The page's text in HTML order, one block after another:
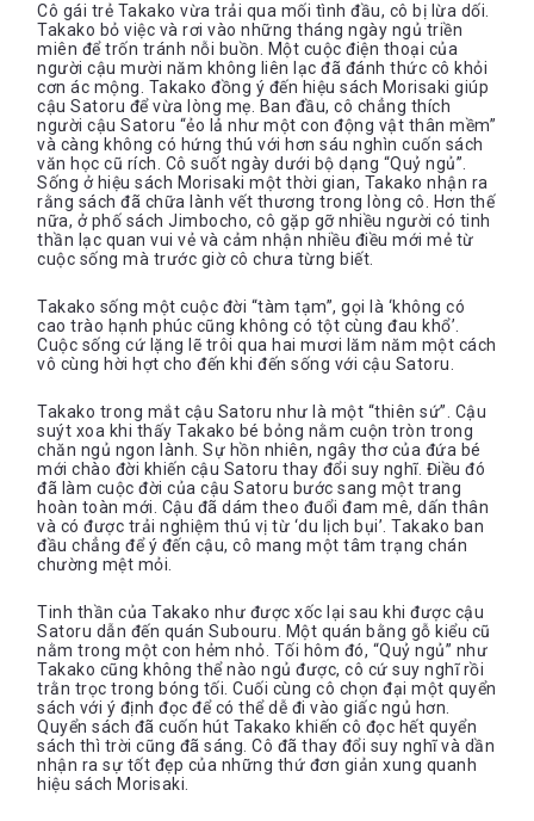
Cô gái trẻ Takako vừa trải qua mối tình đầu, cô bị lừa dối.
Takako bỏ việc và rơi vào những tháng ngày ngủ triền
miên để trốn tránh nỗi buồn. Một cuộc điện thoại của
người cậu mười năm không liên lạc đã đánh thức cô khỏi
cơn ác mộng. Takako đồng ý đến hiệu sách Morisaki giúp
cậu Satoru để vừa lòng mẹ. Ban đầu, cô chẳng thích
người cậu Satoru “ẻo lả như một con động vật thân mềm”
và càng không có hứng thú với hơn sáu nghìn cuốn sách
văn học cũ rích. Cô suốt ngày dưới bộ dạng “Quỷ ngủ”.
Sống ở hiệu sách Morisaki một thời gian, Takako nhận ra
rằng sách đã chữa lành vết thương trong lòng cô. Hơn thế
nữa, ở phố sách Jimbocho, cô gặp gỡ nhiều người có tinh
thần lạc quan vui vẻ và cảm nhận nhiều điều mới mẻ từ
cuộc sống mà trước giờ cô chưa từng biết.
Takako sống một cuộc đời “tàm tạm”, gọi là ‘không có
cao trào hạnh phúc cũng không có tột cùng đau khổ’.
Cuộc sống cứ lặng lẽ trôi qua hai mươi lăm năm một cách
vô cùng hời hợt cho đến khi đến sống với cậu Satoru.
Takako trong mắt cậu Satoru như là một “thiên sứ”. Cậu
suýt xoa khi thấy Takako bé bỏng nằm cuộn tròn trong
chăn ngủ ngon lành. Sự hồn nhiên, ngây thơ của đứa bé
mới chào đời khiến cậu Satoru thay đổi suy nghĩ. Điều đó
đã làm cuộc đời của cậu Satoru bước sang một trang
hoàn toàn mới. Cậu đã dám theo đuổi đam mê, dấn thân
và có được trải nghiệm thú vị từ ‘du lịch bụi’. Takako ban
đầu chẳng để ý đến cậu, cô mang một tâm trạng chán
chường mệt mỏi.
Tinh thần của Takako như được xốc lại sau khi được cậu
Satoru dẫn đến quán Subouru. Một quán bằng gỗ kiểu cũ
nằm trong một con hẻm nhỏ. Tối hôm đó, “Quỷ ngủ” như
Takako cũng không thể nào ngủ được, cô cứ suy nghĩ rồi
trằn trọc trong bóng tối. Cuối cùng cô chọn đại một quyển
sách với ý định đọc để có thể dễ đi vào giấc ngủ hơn.
Quyển sách đã cuốn hút Takako khiến cô đọc hết quyển
sách thì trời cũng đã sáng. Cô đã thay đổi suy nghĩ và dần
nhận ra sự tốt đẹp của những thứ đơn giản xung quanh
hiệu sách Morisaki.